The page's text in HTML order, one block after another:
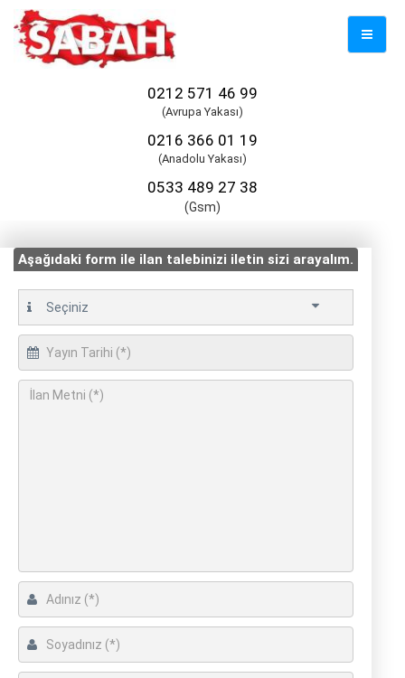
Mobil
0212 571 46 99
(Avrupa Yakası)
0216 366 01 19
(Anadolu Yakası)
0533 489 27 38
(Gsm)
Aşağıdaki form ile ilan talebinizi iletin sizi arayalım.